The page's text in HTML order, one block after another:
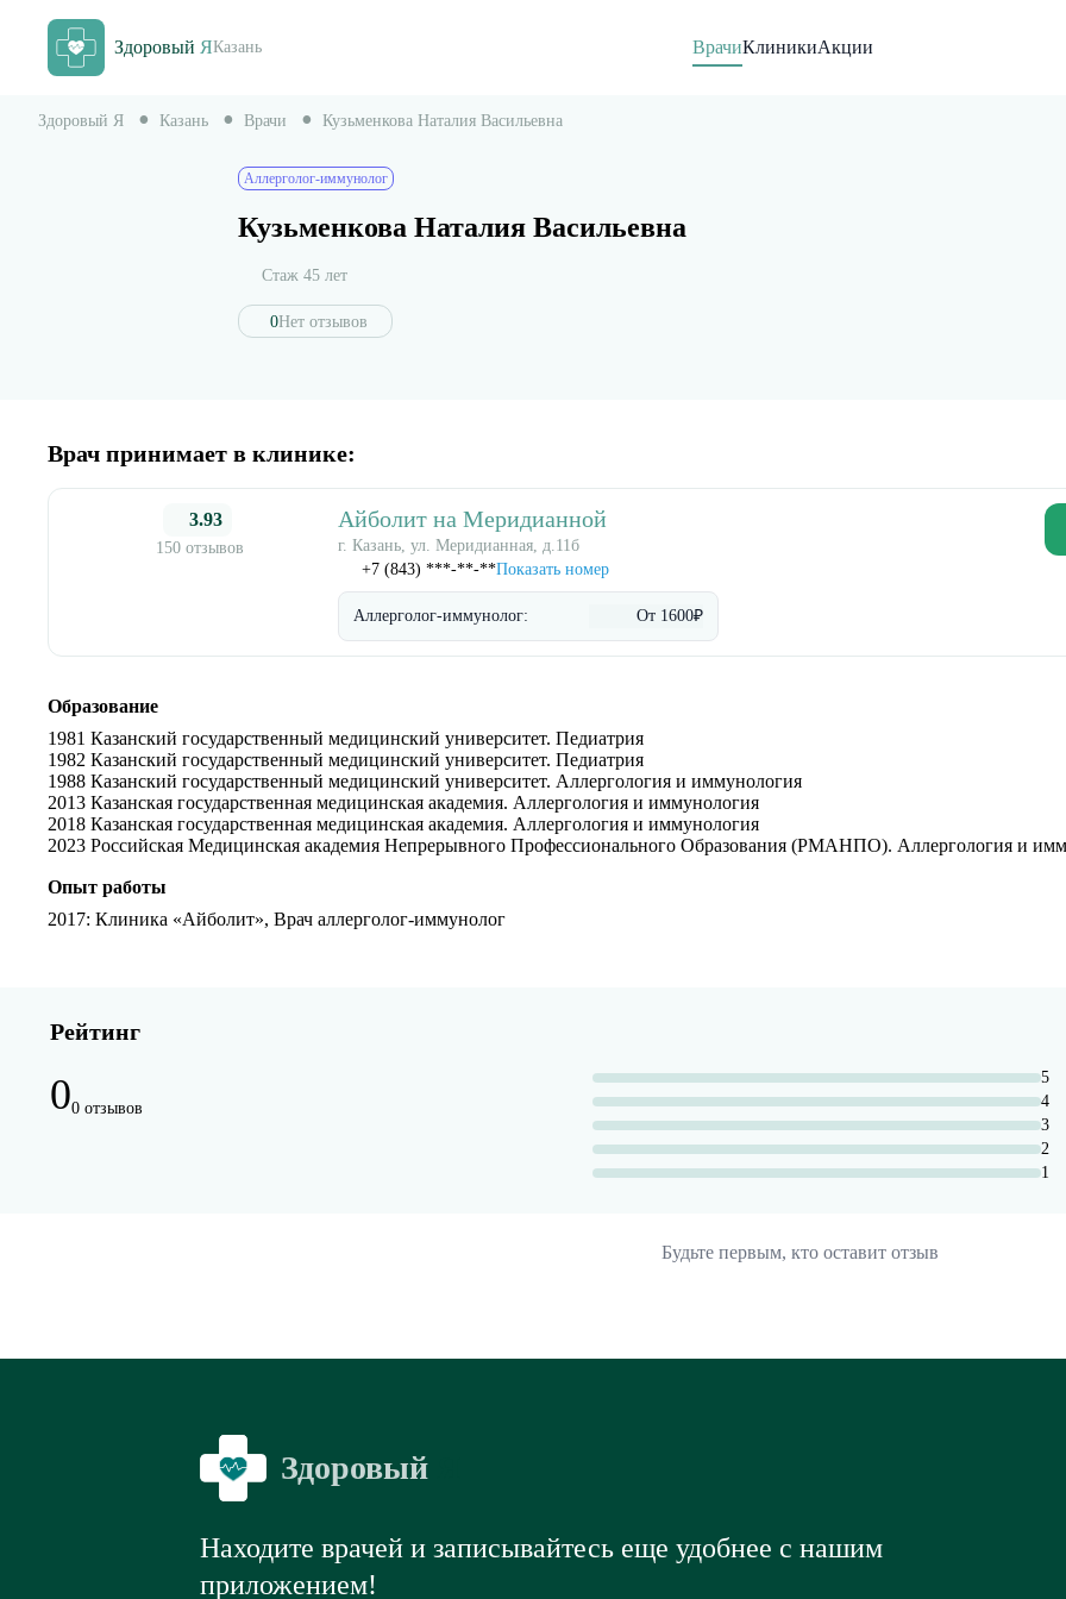
ВрачиКлиникиАкции
Здоровый ЯКазань
Здоровый Я Казань Врачи Кузьменкова Наталия Васильевна
Аллерголог-иммунолог
Кузьменкова Наталия Васильевна
Стаж 45 лет
0Нет отзывов
Врач принимает в клинике:
3.93
150 отзывов
Айболит на Меридианной
г. Казань, ул. Меридианная, д.11б
+7 (843) ***-**-**Показать номер
Аллерголог-иммунолог: От 1600₽
Образование
1981 Казанский государственный медицинский университет. Педиатрия
1982 Казанский государственный медицинский университет. Педиатрия
1988 Казанский государственный медицинский университет. Аллергология и иммунология
2013 Казанская государственная медицинская академия. Аллергология и иммунология
2018 Казанская государственная медицинская академия. Аллергология и иммунология
2023 Российская Медицинская академия Непрерывного Профессионального Образования (РМАНПО). Аллергология и
Опыт работы
2017: Клиника «Айболит», Врач аллерголог-иммунолог
Рейтинг
00 отзывов
5
4
3
2
1
Будьте первым, кто оставит отзыв
Здоровый
Находите врачей и записывайтесь еще удобнее с нашим
приложением!